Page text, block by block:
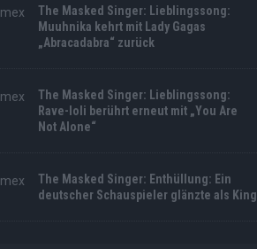
The Masked Singer: Lieblingssong:
Muuhnika kehrt mit Lady Gagas
„Abracadabra“ zurück
The Masked Singer: Lieblingssong:
Rave-Ioli berührt erneut mit „You Are
Not Alone“
The Masked Singer: Enthüllung: Ein
deutscher Schauspieler glänzte als King